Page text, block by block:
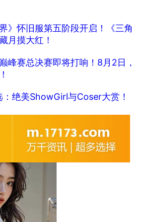
》怀旧服第五阶段开启！《三角
月摸大红！
峰赛总决赛即将打响！8月2日，
绝美ShowGirl与Coser大赏！